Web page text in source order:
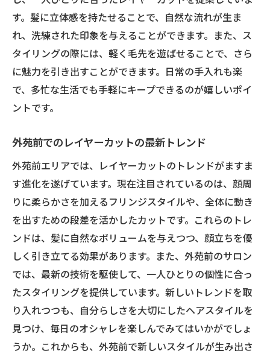
外苑前で叶える理想のスタイル
す。髪に立体感を持たせることで、自然な流れが生ま
れ、洗練された印象を与えることができます。また、ス
タイリングの際には、軽く毛先を遊ばせることで、さら
に魅力を引き出すことができます。日常の手入れも楽
で、多忙な生活でも手軽にキープできるのが嬉しいポイ
ントです。
外苑前でのレイヤーカットの最新トレンド
外苑前エリアでは、レイヤーカットのトレンドがますま
す進化を遂げています。現在注目されているのは、顔周
りに柔らかさを加えるフリンジスタイルや、全体に動き
を出すための段差を活かしたカットです。これらのトレ
ンドは、髪に自然なボリュームを与えつつ、顔立ちを優
しく引き立てる効果があります。また、外苑前のサロン
では、最新の技術を駆使して、一人ひとりの個性に合っ
たスタイリングを提供しています。新しいトレンドを取
り入れつつも、自分らしさを大切にしたヘアスタイルを
見つけ、毎日のオシャレを楽しんでみてはいかがでしょ
うか。これからも、外苑前で新しいスタイルが生み出さ